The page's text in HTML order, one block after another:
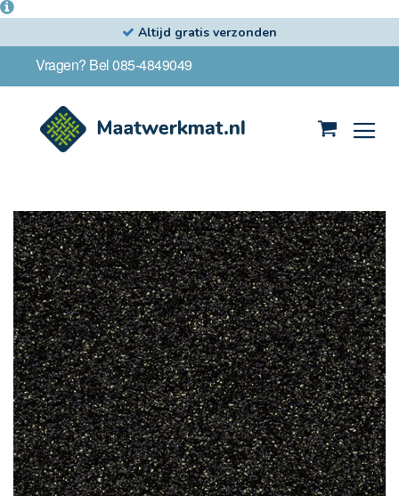
Altijd gratis verzonden
Vragen? Bel 085-4849049
Ga
naar
het
einde
van
de
afbeeldingen-
gallerij